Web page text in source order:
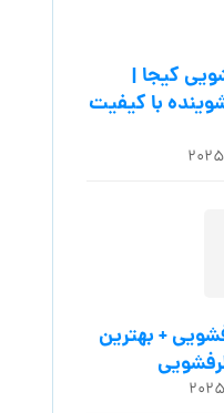
کیجا |
با کیفیت
+ بهترین